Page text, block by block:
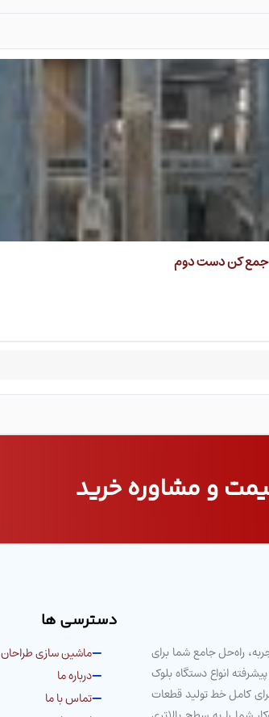
جمع کن دست دوم
و مشاوره خرید
راه‌حل جامع شما برای
انواع دستگاه بلوک
کامل خط تولید قطعات
دسترسی ها
ماشین سازی طراحان
درباره ما
تماس با ما